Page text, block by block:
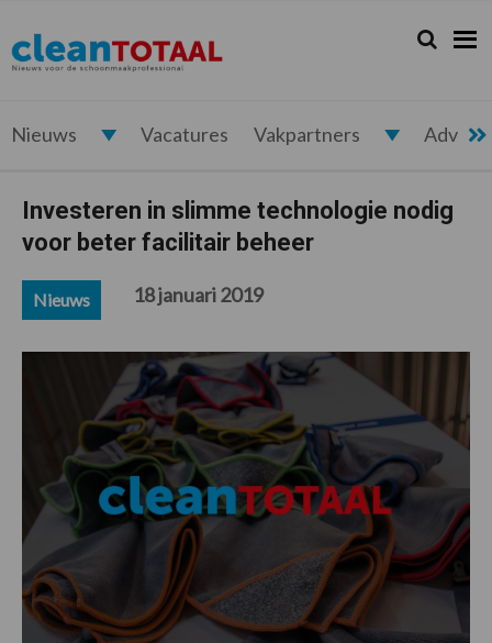
de
hoofdnavigatie
de
hoofd
de
eerste
de
voettekst
Cleantotaal.nl
Het
laatste
voor
schoonmaak
Zoeken...
Zoek
Nieuws Vacatures Vakpartners
Investeren in slimme technologie nodig
voor beter facilitair beheer
Nieuws 18 januari 2019